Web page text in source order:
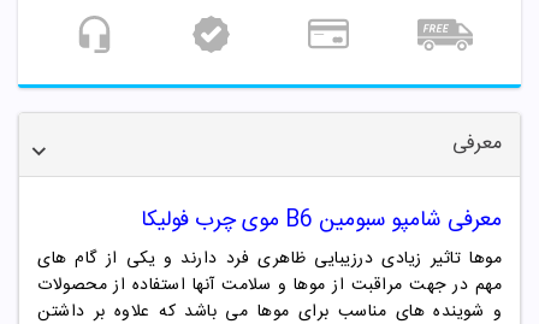
معرفی
معرفی شامپو سبومین B6 موی چرب فولیکا
موها تاثیر زیادی درزیبایی ظاهری فرد دارند و یکی از گام های
مهم در جهت مراقبت از موها و سلامت آنها استفاده از محصولات
و شوینده های مناسب برای موها می باشد که علاوه بر داشتن